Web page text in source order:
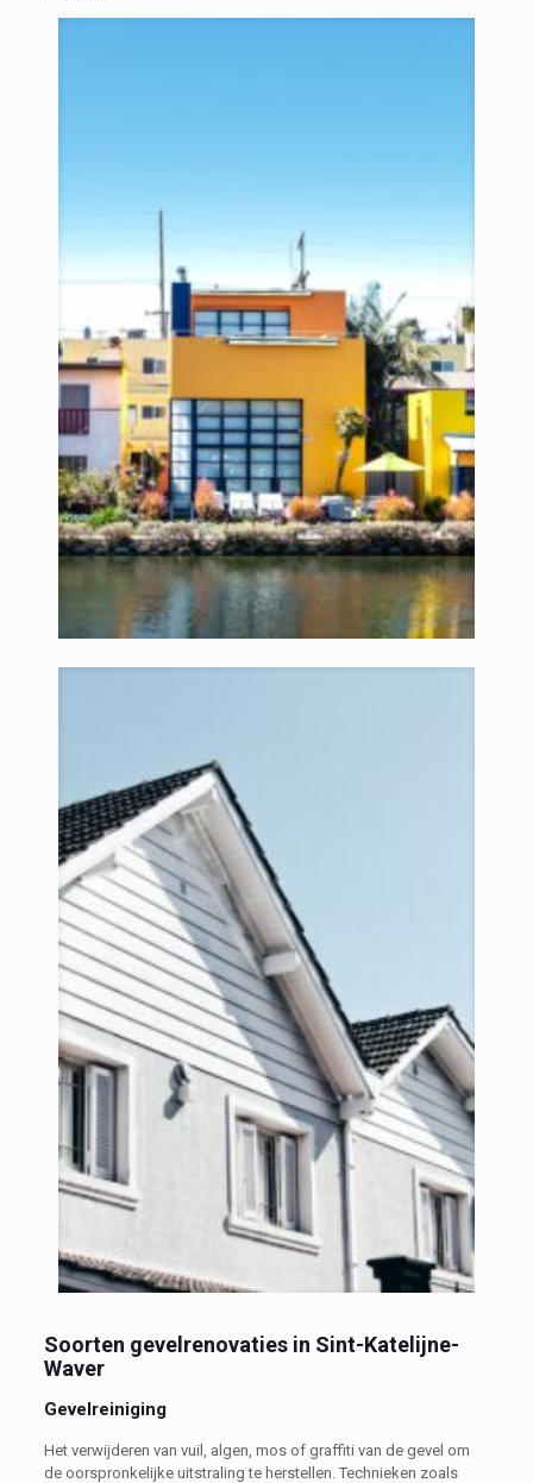
Soorten gevelrenovaties in Sint-Katelijne-
Waver
Gevelreiniging
Het verwijderen van vuil, algen, mos of graffiti van de gevel om
de oorspronkelijke uitstraling te herstellen. Technieken zoals